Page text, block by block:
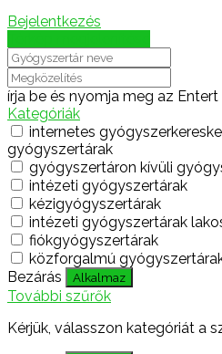
Bejelentkezés
írja be és nyomja meg az Entert
Kategóriák
internetes
gyógyszertárak
gyógyszertáron kívüli
intézeti gyógyszertárak
kézigyógyszertárak
intézeti gyógyszertárak
fiókgyógyszertárak
közforgalmú
Bezárás
Alkalmaz
További szűrők
Kérjük, válasszon kategóriát a